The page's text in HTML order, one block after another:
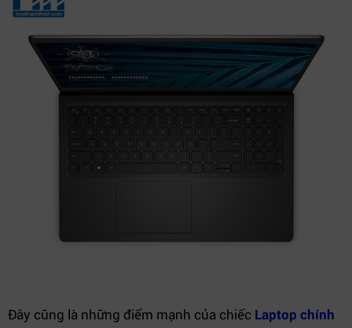
Đây cũng là những điểm mạnh của chiếc Laptop chính